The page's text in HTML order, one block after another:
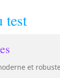
test
et robuste